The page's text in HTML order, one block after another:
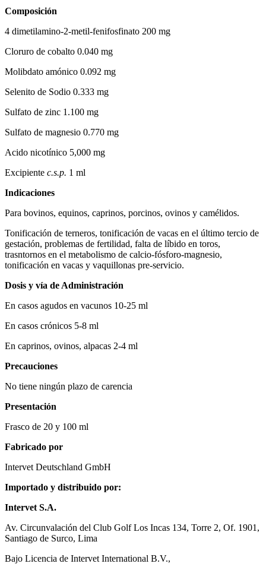
Composición
4 dimetilamino-2-metil-fenifosfinato 200 mg
Cloruro de cobalto 0.040 mg
Molibdato amónico 0.092 mg
Selenito de Sodio 0.333 mg
Sulfato de zinc 1.100 mg
Sulfato de magnesio 0.770 mg
Acido nicotínico 5,000 mg
Excipiente c.s.p. 1 ml
Indicaciones
Para bovinos, equinos, caprinos, porcinos, ovinos y camélidos.
Tonificación de terneros, tonificación de vacas en el último tercio de
gestación, problemas de fertilidad, falta de líbido en toros,
trasntornos en el metabolismo de calcio-fósforo-magnesio,
tonificación en vacas y vaquillonas pre-servicio.
Dosis y vía de Administración
En casos agudos en vacunos 10-25 ml
En casos crónicos 5-8 ml
En caprinos, ovinos, alpacas 2-4 ml
Precauciones
No tiene ningún plazo de carencia
Presentación
Frasco de 20 y 100 ml
Fabricado por
Intervet Deutschland GmbH
Importado y distribuido por:
Intervet S.A.
Av. Circunvalación del Club Golf Los Incas 134, Torre 2, Of. 1901,
Santiago de Surco, Lima
Bajo Licencia de Intervet International B.V.,